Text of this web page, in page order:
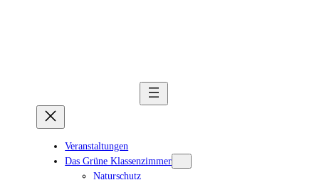
Veranstaltungen
Das Grüne Klassenzimmer
Naturschutz